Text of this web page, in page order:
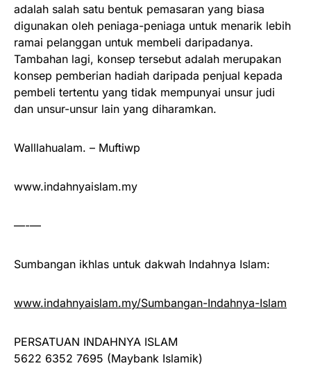
adalah salah satu bentuk pemasaran yang biasa
digunakan oleh peniaga-peniaga untuk menarik lebih
ramai pelanggan untuk membeli daripadanya.
Tambahan lagi, konsep tersebut adalah merupakan
konsep pemberian hadiah daripada penjual kepada
pembeli tertentu yang tidak mempunyai unsur judi
dan unsur-unsur lain yang diharamkan.
Walllahualam. – Muftiwp
www.indahnyaislam.my
—-—
Sumbangan ikhlas untuk dakwah Indahnya Islam:
www.indahnyaislam.my/Sumbangan-Indahnya-Islam
PERSATUAN INDAHNYA ISLAM
5622 6352 7695 (Maybank Islamik)